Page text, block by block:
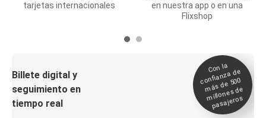
tarjetas internacionales
en nuestra app o en una
Flixshop
Billete digital y
seguimiento en
tiempo real
Con la
confianza de
más de 500
millones de
pasajeros